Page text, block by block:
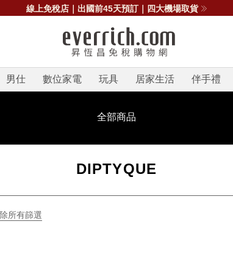
線上免稅店｜出國前45天預訂｜四大機場取貨
男仕 數位家電 玩具 居家生活 伴手禮
全部商品
DIPTYQUE
所有篩選